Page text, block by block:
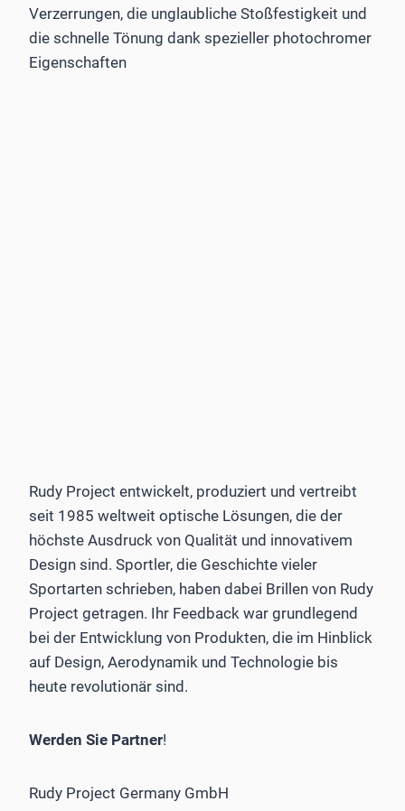
Verzerrungen, die unglaubliche Stoßfestigkeit und
die schnelle Tönung dank spezieller photochromer
Eigenschaften
Rudy Project entwickelt, produziert und vertreibt
seit 1985 weltweit optische Lösungen, die der
höchste Ausdruck von Qualität und innovativem
Design sind. Sportler, die Geschichte vieler
Sportarten schrieben, haben dabei Brillen von Rudy
Project getragen. Ihr Feedback war grundlegend
bei der Entwicklung von Produkten, die im Hinblick
auf Design, Aerodynamik und Technologie bis
heute revolutionär sind.
Werden Sie Partner!
Rudy Project Germany GmbH